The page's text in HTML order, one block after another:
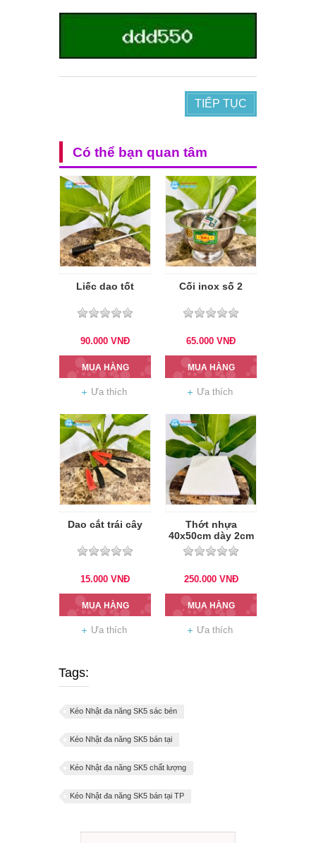
TIẾP TỤC
Có thể bạn quan tâm
Liếc dao tốt
90.000 VNĐ
MUA HÀNG
Ưa thích
Cối inox số 2
65.000 VNĐ
MUA HÀNG
Ưa thích
Dao cắt trái cây
15.000 VNĐ
MUA HÀNG
Ưa thích
Thớt nhựa
40x50cm dày 2cm
250.000 VNĐ
MUA HÀNG
Ưa thích
Tags:
Kéo Nhật đa năng SK5 sác bén
Kéo Nhật đa năng SK5 bán tại
Kéo Nhật đa năng SK5 chất lượng
Kéo Nhật đa năng SK5 bán tại TP